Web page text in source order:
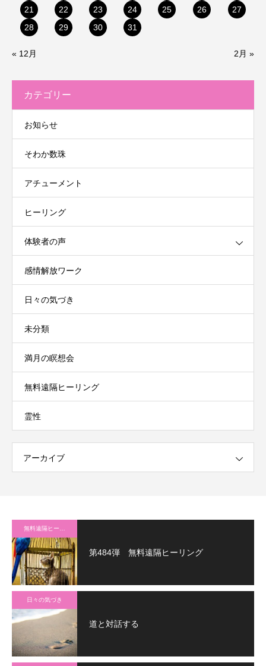
21
22 23 24 25 26
27
28
29 30 31
« 12月 2月 »
カテゴリー
お知らせ
そわか数珠
アチューメント
ヒーリング
体験者の声
感情解放ワーク
日々の気づき
未分類
満月の瞑想会
無料遠隔ヒーリング
霊性
アーカイブ
第484弾 無料遠隔ヒーリング
日々の気づき
道と対話する